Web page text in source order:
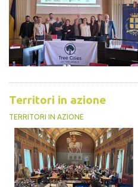
Territori in azione
TERRITORI IN AZIONE